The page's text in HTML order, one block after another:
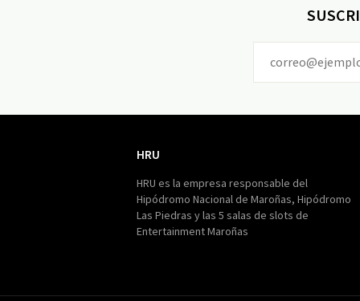
HRU
HRU es la empresa responsable del
Hipódromo Nacional de Maroñas, Hipódromo
Las Piedras y las 5 salas de slots de
Entertainment Maroñas